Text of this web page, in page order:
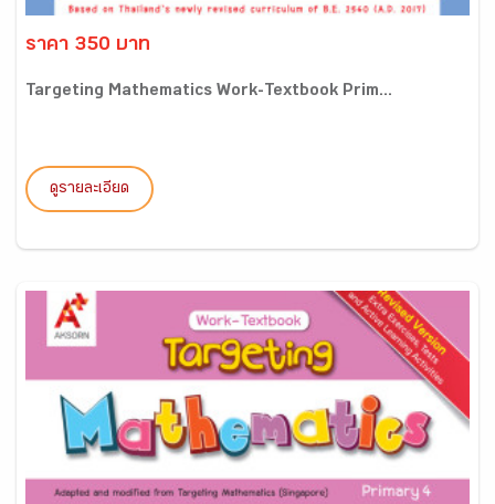
ราคา 350 บาท
Targeting Mathematics Work-Textbook Prim...
ดูรายละเอียด